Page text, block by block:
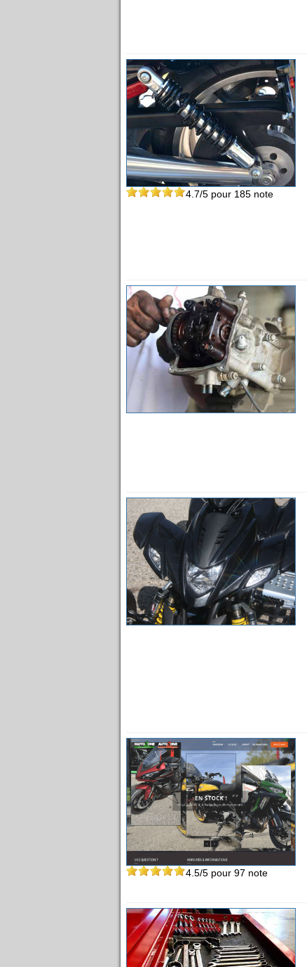
4.7/5 pour 185 note
4.5/5 pour 97 note